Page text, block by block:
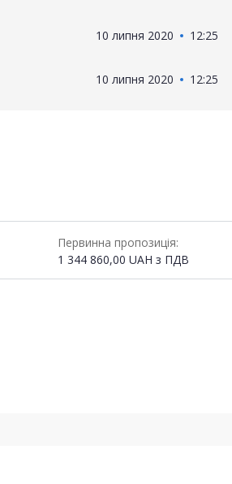
10 липня 2020 12:25
10 липня 2020 12:25
Первинна пропозиція:
1 344 860,00 UAH з ПДВ